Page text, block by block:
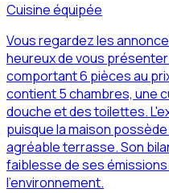
Cuisine équipée
Vous regardez les
heureux de vous
comportant 6 pièces au
contient 5 chambres, une
douche et des toilettes.
puisque la maison
agréable terrasse. Son
faiblesse de ses
l'environnement.